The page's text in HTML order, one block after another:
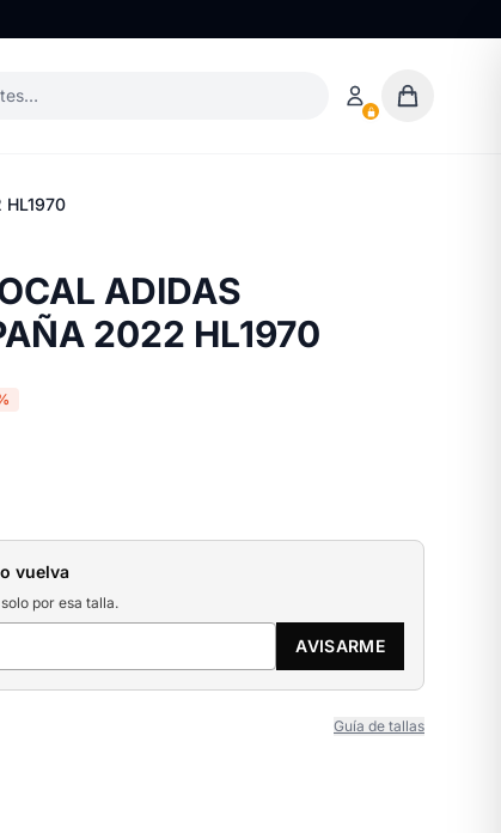
HL1970
ADIDAS
2022 HL1970
vuelva
por esa talla.
AVISARME
Guía de tallas